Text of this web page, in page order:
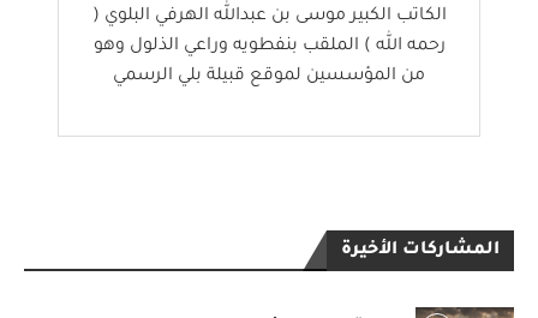
الكاتب الكبير موسى بن عبدالله الهرفي البلوي (
رحمه الله ) الملقب بنفطويه وراعي الذلول وهو
من المؤسسين لموقع قبيلة بلي الرسمي
المشاركات الأخيرة